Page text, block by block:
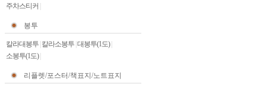
주차스티커
봉투
칼라대봉투 칼라소봉투 대봉투(1도)|
소봉투(1도)|
리플렛/포스터/책표지/노트표지